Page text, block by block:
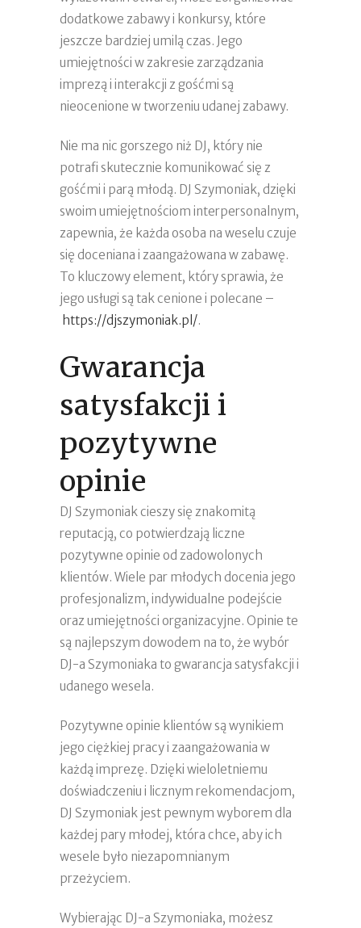
dodatkowe zabawy i konkursy, które
jeszcze bardziej umilą czas. Jego
umiejętności w zakresie zarządzania
imprezą i interakcji z gośćmi są
nieocenione w tworzeniu udanej zabawy.
Nie ma nic gorszego niż DJ, który nie
potrafi skutecznie komunikować się z
gośćmi i parą młodą. DJ Szymoniak, dzięki
swoim umiejętnościom interpersonalnym,
zapewnia, że każda osoba na weselu czuje
się doceniana i zaangażowana w zabawę.
To kluczowy element, który sprawia, że
jego usługi są tak cenione i polecane –
https://djszymoniak.pl/.
Gwarancja
satysfakcji i
pozytywne
opinie
DJ Szymoniak cieszy się znakomitą
reputacją, co potwierdzają liczne
pozytywne opinie od zadowolonych
klientów. Wiele par młodych docenia jego
profesjonalizm, indywidualne podejście
oraz umiejętności organizacyjne. Opinie te
są najlepszym dowodem na to, że wybór
DJ-a Szymoniaka to gwarancja satysfakcji i
udanego wesela.
Pozytywne opinie klientów są wynikiem
jego ciężkiej pracy i zaangażowania w
każdą imprezę. Dzięki wieloletniemu
doświadczeniu i licznym rekomendacjom,
DJ Szymoniak jest pewnym wyborem dla
każdej pary młodej, która chce, aby ich
wesele było niezapomnianym
przeżyciem.
Wybierając DJ-a Szymoniaka, możesz